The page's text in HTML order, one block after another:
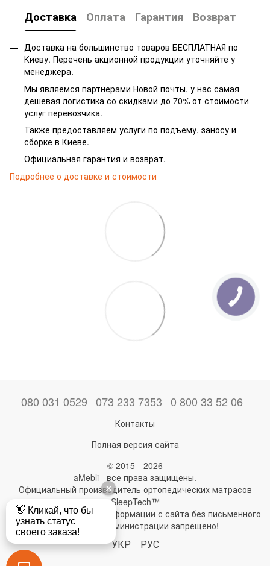
Доставка Оплата Гарантия Возврат
Доставка на большинство товаров БЕСПЛАТНАЯ по
Киеву. Перечень акционной продукции уточняйте у
менеджера.
Мы являемся партнерами Новой почты, у нас самая
дешевая логистика со скидками до 70% от стоимости
услуг перевозчика.
Также предоставляем услуги по подъему, заносу и
сборке в Киеве.
Официальная гарантия и возврат.
Подробнее о доставке и стоимости
080 031 0529 073 233 7353 0 800 33 52 06
Контакты
Полная версия сайта
© 2015—2026
aMebli - все права защищены.
Официальный производитель ортопедических матрасов
SleepTech™
Любое использование информации с сайта без письменного
разрешения администрации запрещено!
УКР РУС